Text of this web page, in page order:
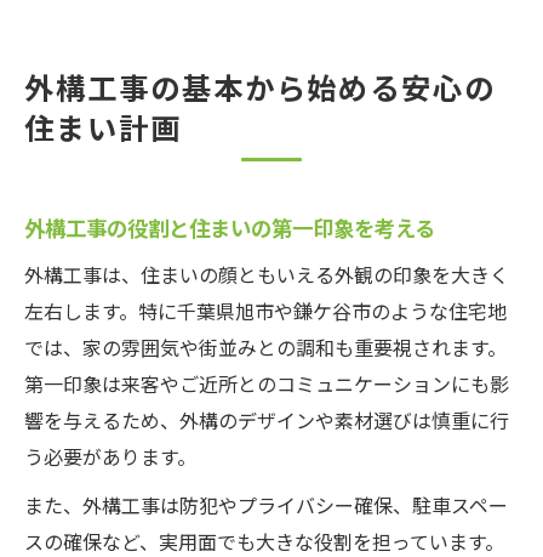
ト
外構工事を依頼する業者の種類と特徴比較
外構工事の相談から完成までの流れを解説
理想の外構工事を実現するための事前準備
外構工事の見積もり比較で失敗しないコツ
専門業者に依頼する外構工事のメリットと
は
外構工事の設計で押さえるべき基礎ポイン
ト
暮らしやすい外構工事を実現するには何が必要
か
外構工事の基本から始める安心の
住まい計画
外構工事の役割と住まいの第一印象を考える
外構工事は、住まいの顔ともいえる外観の印象を大きく
左右します。特に千葉県旭市や鎌ケ谷市のような住宅地
では、家の雰囲気や街並みとの調和も重要視されます。
第一印象は来客やご近所とのコミュニケーションにも影
響を与えるため、外構のデザインや素材選びは慎重に行
う必要があります。
また、外構工事は防犯やプライバシー確保、駐車スペー
スの確保など、実用面でも大きな役割を担っています。